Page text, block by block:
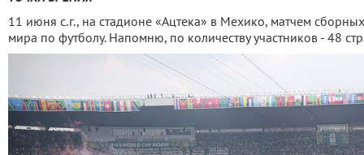
11 июня с.г., на стадионе «Ацтека» в Мехико, матчем
мира по футболу. Напомню, по количеству участников - 48